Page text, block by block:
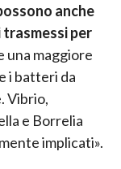
anche
per
una maggiore
i batteri da
Vibrio,
e Borrelia
implicati».